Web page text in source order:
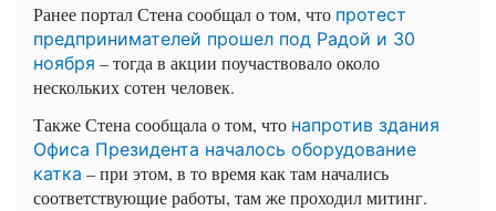
Ранее портал Стена сообщал о том, что протест
предпринимателей прошел под Радой и 30
ноября – тогда в акции поучаствовало около
нескольких сотен человек.
Также Стена сообщала о том, что напротив здания
Офиса Президента началось оборудование
катка – при этом, в то время как там начались
соответствующие работы, там же проходил митинг.